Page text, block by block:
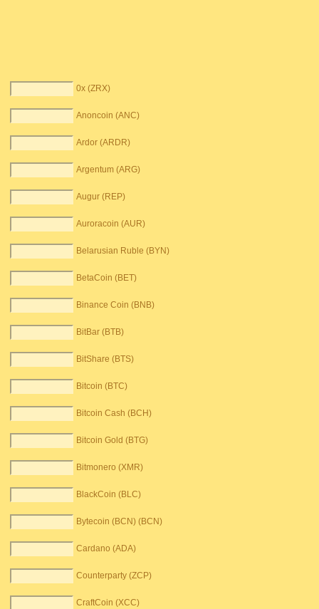
0x (ZRX)
Anoncoin (ANC)
Ardor (ARDR)
Argentum (ARG)
Augur (REP)
Auroracoin (AUR)
Belarusian Ruble (BYN)
BetaCoin (BET)
Binance Coin (BNB)
BitBar (BTB)
BitShare (BTS)
Bitcoin (BTC)
Bitcoin Cash (BCH)
Bitcoin Gold (BTG)
Bitmonero (XMR)
BlackCoin (BLC)
Bytecoin (BCN) (BCN)
Cardano (ADA)
Counterparty (ZCP)
CraftCoin (XCC)